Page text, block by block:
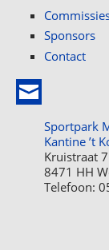
Sponsors
Contact
Sportpark
Kantine ’t
Kruistraat 7
8471 HH
Telefoon: